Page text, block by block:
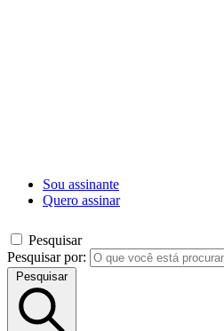
Sou assinante
Quero assinar
Pesquisar
Pesquisar por:
Pesquisar